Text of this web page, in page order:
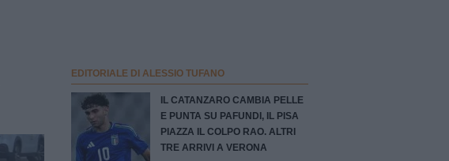
EDITORIALE DI ALESSIO TUFANO
IL CATANZARO CAMBIA PELLE
E PUNTA SU PAFUNDI, IL PISA
PIAZZA IL COLPO RAO. ALTRI
TRE ARRIVI A VERONA